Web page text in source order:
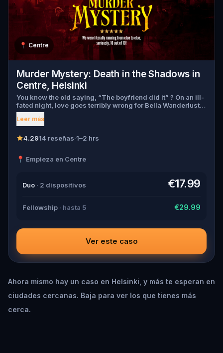
📍 Centre
Murder Mystery: Death in the Shadows in
Centre, Helsinki
You know the old saying, “The boyfriend did it” ? On an ill-
fated night, love goes terribly wrong for Bella Wanderlust
and Walter Bridges . Bella, a famous travel blogger, was
found dead during a ghost tour led by the theatrical Percy
Walter, the obsessed boyfriend? Percy, the ghost tour
suspects, and expose the real murderer before they strike
Leer más
4.2914 reseñas·1–2 hrs
📍 Empieza en Centre
Duo · 2 dispositivos €17.99
Fellowship · hasta 5 €29.99
Ver este caso
Ahora mismo hay un caso en Helsinki, y más te esperan en
ciudades cercanas. Baja para ver los que tienes más
cerca.